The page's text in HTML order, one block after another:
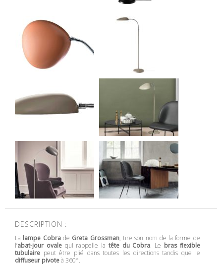
DESCRIPTION :
La lampe Cobrade Greta Grossman, tire son nom de la forme de
l’abat-jour ovalequi rappelle la tête du Cobra. Le bras flexible
tubulaire peut être plié dans toutes les directions tandis que le
diffuseur pivoteà 360°.